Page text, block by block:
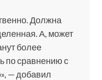
Должна
А, может
более
по сравнению с
— добавил